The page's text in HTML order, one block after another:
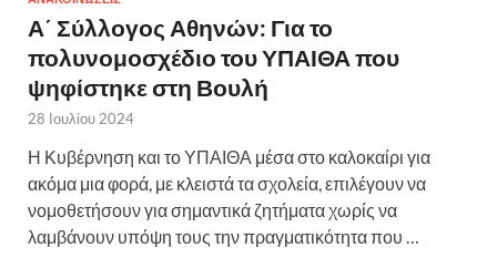
Α΄ Σύλλογος Αθηνών: Για το
πολυνομοσχέδιο του ΥΠΑΙΘΑ που
ψηφίστηκε στη Βουλή
28 Ιουλίου 2024
Η Κυβέρνηση και το ΥΠΑΙΘΑ μέσα στο καλοκαίρι για
ακόμα μια φορά, με κλειστά τα σχολεία, επιλέγουν να
νομοθετήσουν για σημαντικά ζητήματα χωρίς να
λαμβάνουν υπόψη τους την πραγματικότητα που …